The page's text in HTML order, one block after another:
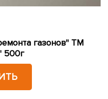
газонов" ТМ
500г